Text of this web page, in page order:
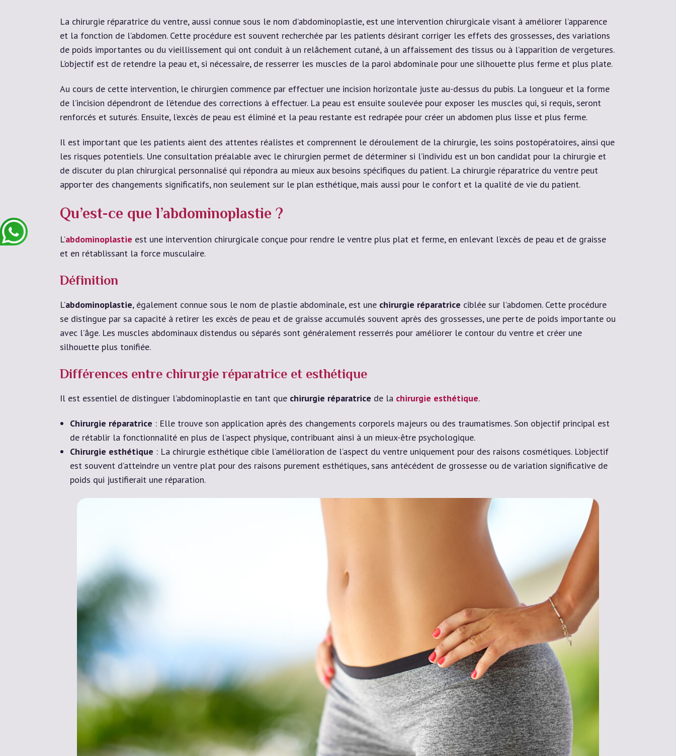
La chirurgie réparatrice du ventre, aussi connue sous le nom d’abdominoplastie, est une intervention chirurgicale visant à améliorer l’apparence
et la fonction de l’abdomen. Cette procédure est souvent recherchée par les patients désirant corriger les effets des grossesses, des variations
de poids importantes ou du vieillissement qui ont conduit à un relâchement cutané, à un affaissement des tissus ou à l’apparition de vergetures.
L’objectif est de retendre la peau et, si nécessaire, de resserrer les muscles de la paroi abdominale pour une silhouette plus ferme et plus plate.
Au cours de cette intervention, le chirurgien commence par effectuer une incision horizontale juste au-dessus du pubis. La longueur et la forme
de l’incision dépendront de l’étendue des corrections à effectuer. La peau est ensuite soulevée pour exposer les muscles qui, si requis, seront
renforcés et suturés. Ensuite, l’excès de peau est éliminé et la peau restante est redrapée pour créer un abdomen plus lisse et plus ferme.
Il est important que les patients aient des attentes réalistes et comprennent le déroulement de la chirurgie, les soins postopératoires, ainsi que
les risques potentiels. Une consultation préalable avec le chirurgien permet de déterminer si l’individu est un bon candidat pour la chirurgie et
de discuter du plan chirurgical personnalisé qui répondra au mieux aux besoins spécifiques du patient. La chirurgie réparatrice du ventre peut
apporter des changements significatifs, non seulement sur le plan esthétique, mais aussi pour le confort et la qualité de vie du patient.
Qu’est-ce que l’abdominoplastie ?
L’abdominoplastie est une intervention chirurgicale conçue pour rendre le ventre plus plat et ferme, en enlevant l’excès de peau et de graisse
et en rétablissant la force musculaire.
Définition
L’abdominoplastie, également connue sous le nom de plastie abdominale, est une chirurgie réparatrice ciblée sur l’abdomen. Cette procédure
se distingue par sa capacité à retirer les excès de peau et de graisse accumulés souvent après des grossesses, une perte de poids importante ou
avec l’âge. Les muscles abdominaux distendus ou séparés sont généralement resserrés pour améliorer le contour du ventre et créer une
silhouette plus tonifiée.
Différences entre chirurgie réparatrice et esthétique
Il est essentiel de distinguer l’abdominoplastie en tant que chirurgie réparatrice de la chirurgie esthétique.
Chirurgie réparatrice : Elle trouve son application après des changements corporels majeurs ou des traumatismes. Son objectif principal est
de rétablir la fonctionnalité en plus de l’aspect physique, contribuant ainsi à un mieux-être psychologique.
Chirurgie esthétique : La chirurgie esthétique cible l’amélioration de l’aspect du ventre uniquement pour des raisons cosmétiques. L’objectif
est souvent d’atteindre un ventre plat pour des raisons purement esthétiques, sans antécédent de grossesse ou de variation significative de
poids qui justifierait une réparation.